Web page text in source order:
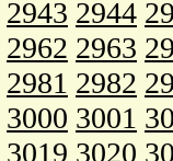
2943 2944
2962 2963
2981 2982
3000 3001
3019 3020